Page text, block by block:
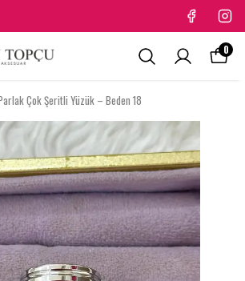
0
Çok Şeritli Yüzük – Beden 18